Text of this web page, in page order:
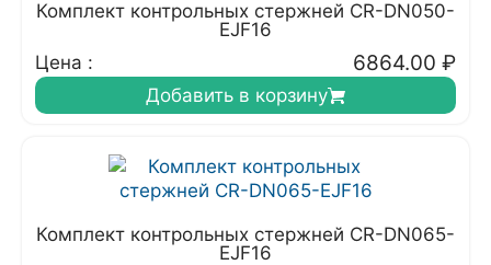
Комплект контрольных стержней CR-DN050-
EJF16
Цена :
6864.00 ₽
Добавить в корзину
Комплект контрольных стержней CR-DN065-
EJF16